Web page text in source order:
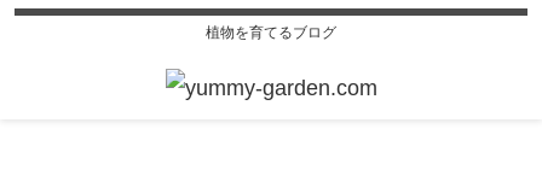
植物を育てるブログ